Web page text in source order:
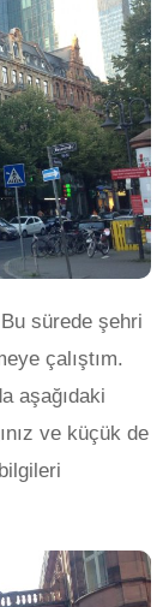
sürede şehri
çalıştım.
aşağıdaki
ve küçük de